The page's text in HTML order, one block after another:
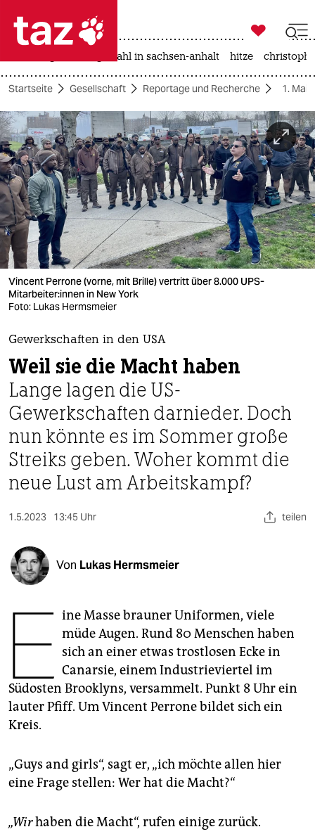
 taz zahl ich
taz zahl ich
themen
politik
öko
gesellschaft
kultur
sport
nord
wahrheit
verlag
verlag
veranstaltungen
shop
fragen & hilfe
unterstützen
abo
epaper login

taz zahl ich
landtagswahl in sachsen-anhalt hitze
Startseite Gesellschaft Reportage und Recherche 1. Mai
Vincent Perrone (vorne, mit Brille) vertritt über 8.000 UPS-
Mitarbeiter:innen in New York
Foto: Lukas Hermsmeier
Gewerkschaften in den USA
Weil sie die Macht haben
Lange lagen die US-
Gewerkschaften darnieder. Doch
nun könnte es im Sommer große
Streiks geben. Woher kommt die
neue Lust am Arbeitskampf?
1.5.2023 13:45 Uhr teilen
Von Lukas Hermsmeier
E ine Masse brauner Uniformen, viele
müde Augen. Rund 80 Menschen haben
sich an einer etwas trostlosen Ecke in
Canarsie, einem Industrieviertel im
Südosten Brooklyns, versammelt. Punkt 8 Uhr ein
lauter Pfiff. Um Vincent Perrone bildet sich ein
Kreis.
„Guys and girls“, sagt er, „ich möchte allen hier
eine Frage stellen: Wer hat die Macht?“
„Wirhaben die Macht“, rufen einige zurück.